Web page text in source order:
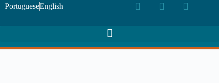
PortugueseEnglish